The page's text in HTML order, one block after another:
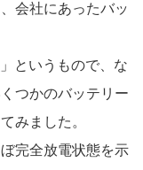
会社にあったバッ
」というもので、な
つかのバッテリー
みました。
完全放電状態を示